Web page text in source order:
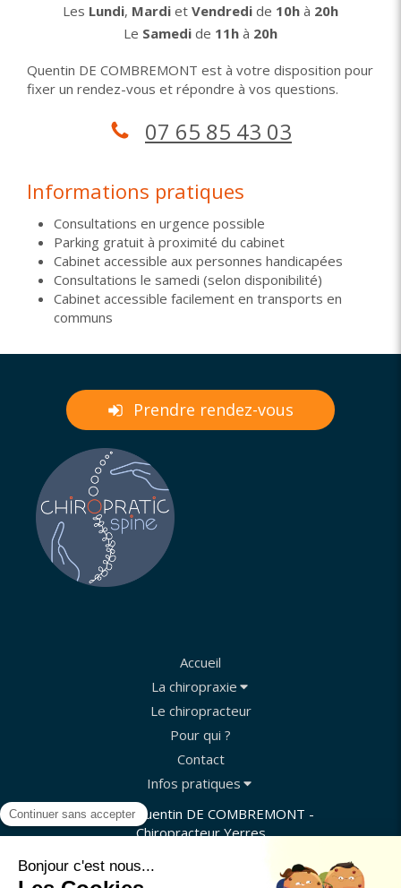
Les Lundi, Mardi et Vendredi de 10h à 20h
Le Samedi de 11h à 20h
Quentin DE COMBREMONT est à votre disposition pour
fixer un rendez-vous et répondre à vos questions.
07 65 85 43 03
Informations pratiques
Consultations en urgence possible
Parking gratuit à proximité du cabinet
Cabinet accessible aux personnes handicapées
Consultations le samedi (selon disponibilité)
Cabinet accessible facilement en transports en
communs
Prendre rendez-vous
Accueil
La chiropraxie
Le chiropracteur
Pour qui ?
Contact
Infos pratiques
©2022 Quentin DE COMBREMONT -
Chiropracteur Yerres